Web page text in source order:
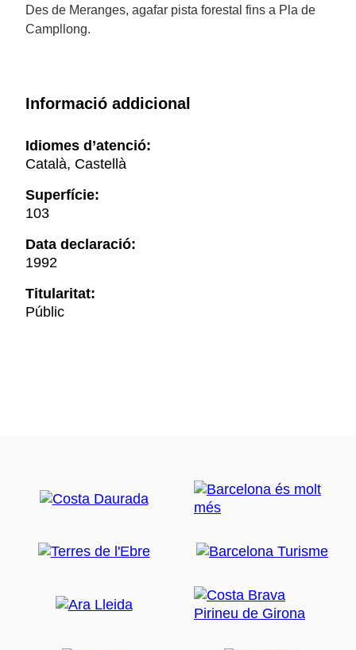
Des de Meranges, agafar pista forestal fins a Pla de
Campllong.
Informació addicional
Idiomes d’atenció:
Català, Castellà
Superfície:
103
Data declaració:
1992
Titularitat:
Públic